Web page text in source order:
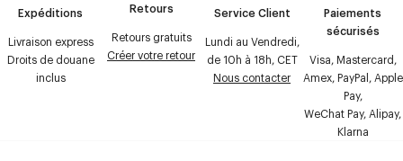
Expéditions
Livraison express
Droits de douane
inclus
Retours
Retours gratuits
Créer votre retour
Service Client
Lundi au Vendredi,
de 10h à 18h, CET
Nous contacter
Paiements
sécurisés
Visa, Mastercard,
Amex, PayPal, Apple
Pay,
WeChat Pay, Alipay,
Klarna